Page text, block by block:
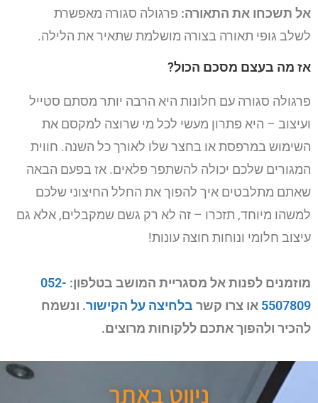
אל תשכחו את התאורה: פרגולה סגורה מאפשרת
לשלב גופי תאורה בצורה מושלמת שתאיר את הלילה.
אז מה בעצם מסכם הכול?
פרגולה סגורה עם חלונות היא הרבה יותר מסתם סטייל
ועיצוב – היא פתרון מעשי לכל מי שרוצה למקסם את
השימוש במרפסת או בחצר שלו לאורך כל השנה. חווית
המגורים שלכם יכולה להשתפר פלאים. אז בפעם הבאה
שאתם מתלבטים איך להפוך את החלל החיצוני שלכם
למשהו מיוחד, תזכרו – זה לא רק גשם שמקבלים, אלא גם
עיצוב חלומי ונוחות חוצה עונות!
מוזמנים לפנות אל מסגריית המושב בטלפון: 052-
5507809 או צרו קשר בלחיצה על הקישור. ונשמח
להכיר ולהפוך אתכם ללקוחות מרוצים.
ניווט באתר